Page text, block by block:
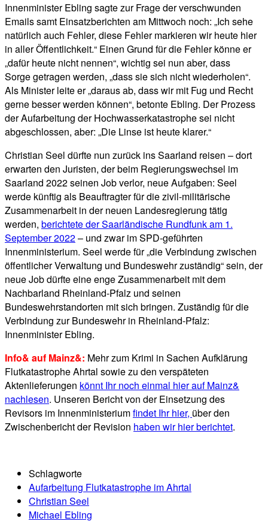
Innenminister Ebling sagte zur Frage der verschwunden
Emails samt Einsatzberichten am Mittwoch noch: „Ich sehe
natürlich auch Fehler, diese Fehler markieren wir heute hier
in aller Öffentlichkeit.“ Einen Grund für die Fehler könne er
„dafür heute nicht nennen“, wichtig sei nun aber, dass
Sorge getragen werden, „dass sie sich nicht wiederholen“.
Als Minister leite er „daraus ab, dass wir mit Fug und Recht
gerne besser werden können“, betonte Ebling. Der Prozess
der Aufarbeitung der Hochwasserkatastrophe sei nicht
abgeschlossen, aber: „Die Linse ist heute klarer.“
Christian Seel dürfte nun zurück ins Saarland reisen – dort
erwarten den Juristen, der beim Regierungswechsel im
Saarland 2022 seinen Job verlor, neue Aufgaben: Seel
werde künftig als Beauftragter für die zivil-militärische
Zusammenarbeit in der neuen Landesregierung tätig
werden, berichtete der Saarländische Rundfunk am 1.
September 2022– und zwar im SPD-geführten
Innenministerium. Seel werde für „die Verbindung zwischen
öffentlicher Verwaltung und Bundeswehr zuständig“ sein, der
neue Job dürfte eine enge Zusammenarbeit mit dem
Nachbarland Rheinland-Pfalz und seinen
Bundeswehrstandorten mit sich bringen. Zuständig für die
Verbindung zur Bundeswehr in Rheinland-Pfalz:
Innenminister Ebling.
Info& auf Mainz&: Mehr zum Krimi in Sachen Aufklärung
Flutkatastrophe Ahrtal sowie zu den verspäteten
Aktenlieferungen könnt Ihr noch einmal hier auf Mainz&
nachlesen. Unseren Bericht von der Einsetzung des
Revisors im Innenministeriumfindet Ihr hier, über den
Zwischenbericht der Revision haben wir hier berichtet.
Schlagworte
Aufarbeitung Flutkatastrophe im Ahrtal
Christian Seel
Michael Ebling